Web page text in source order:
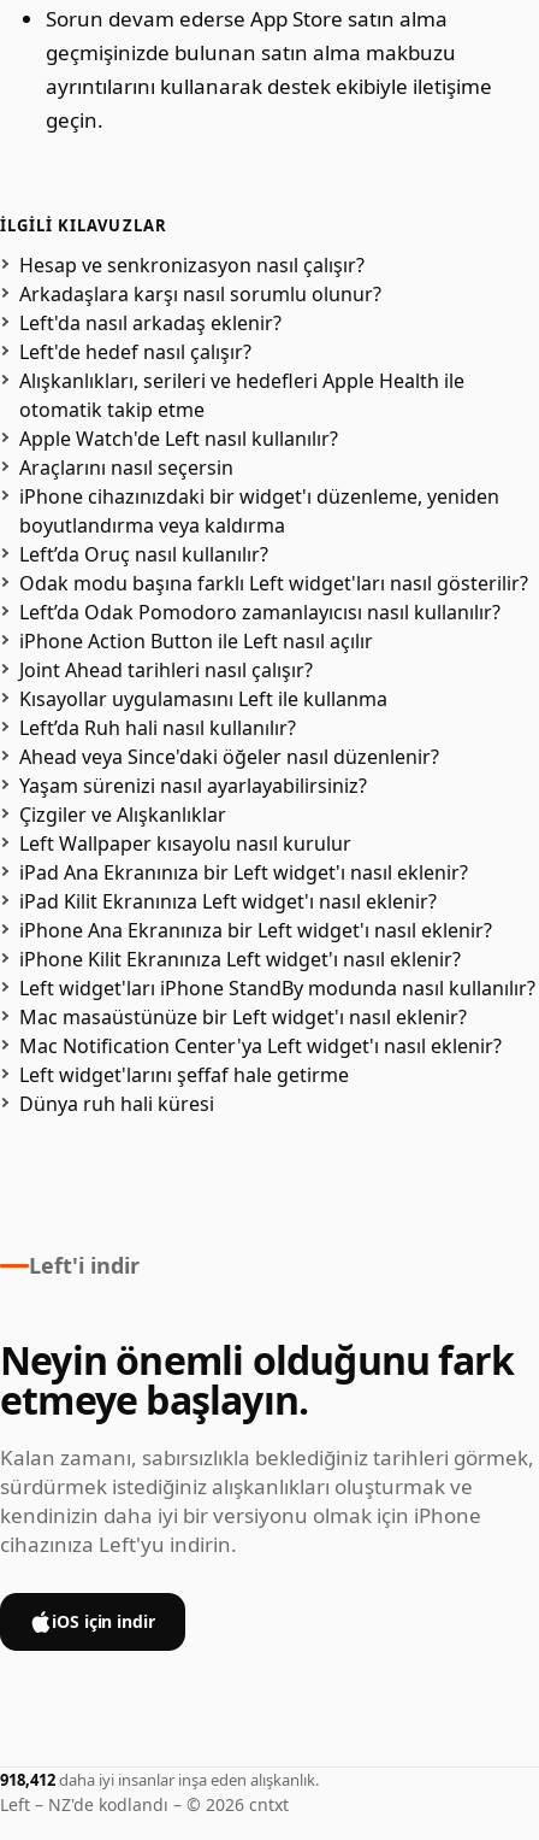
Sorun devam ederse App Store satın alma
geçmişinizde bulunan satın alma makbuzu
ayrıntılarını kullanarak destek ekibiyle iletişime
geçin.
İLGILI KILAVUZLAR
Hesap ve senkronizasyon nasıl çalışır?
Arkadaşlara karşı nasıl sorumlu olunur?
Left'da nasıl arkadaş eklenir?
Left'de hedef nasıl çalışır?
Alışkanlıkları, serileri ve hedefleri Apple Health ile
otomatik takip etme
Apple Watch'de Left nasıl kullanılır?
Araçlarını nasıl seçersin
iPhone cihazınızdaki bir widget'ı düzenleme, yeniden
boyutlandırma veya kaldırma
Left’da Oruç nasıl kullanılır?
Odak modu başına farklı Left widget'ları nasıl gösterilir?
Left’da Odak Pomodoro zamanlayıcısı nasıl kullanılır?
iPhone Action Button ile Left nasıl açılır
Joint Ahead tarihleri nasıl çalışır?
Kısayollar uygulamasını Left ile kullanma
Left’da Ruh hali nasıl kullanılır?
Ahead veya Since'daki öğeler nasıl düzenlenir?
Yaşam sürenizi nasıl ayarlayabilirsiniz?
Çizgiler ve Alışkanlıklar
Left Wallpaper kısayolu nasıl kurulur
iPad Ana Ekranınıza bir Left widget'ı nasıl eklenir?
iPad Kilit Ekranınıza Left widget'ı nasıl eklenir?
iPhone Ana Ekranınıza bir Left widget'ı nasıl eklenir?
iPhone Kilit Ekranınıza Left widget'ı nasıl eklenir?
Left widget'ları iPhone StandBy modunda nasıl kullanılır?
Mac masaüstünüze bir Left widget'ı nasıl eklenir?
Mac Notification Center'ya Left widget'ı nasıl eklenir?
Left widget'larını şeffaf hale getirme
Dünya ruh hali küresi
Left'i indir
Neyin önemli olduğunu fark
etmeye başlayın.
Kalan zamanı, sabırsızlıkla beklediğiniz tarihleri görmek,
sürdürmek istediğiniz alışkanlıkları oluşturmak ve
kendinizin daha iyi bir versiyonu olmak için iPhone
cihazınıza Left'yu indirin.
iOS için indir
918,412daha iyi insanlar inşa eden alışkanlık.
Left – NZ'de kodlandı – © 2026 cntxt